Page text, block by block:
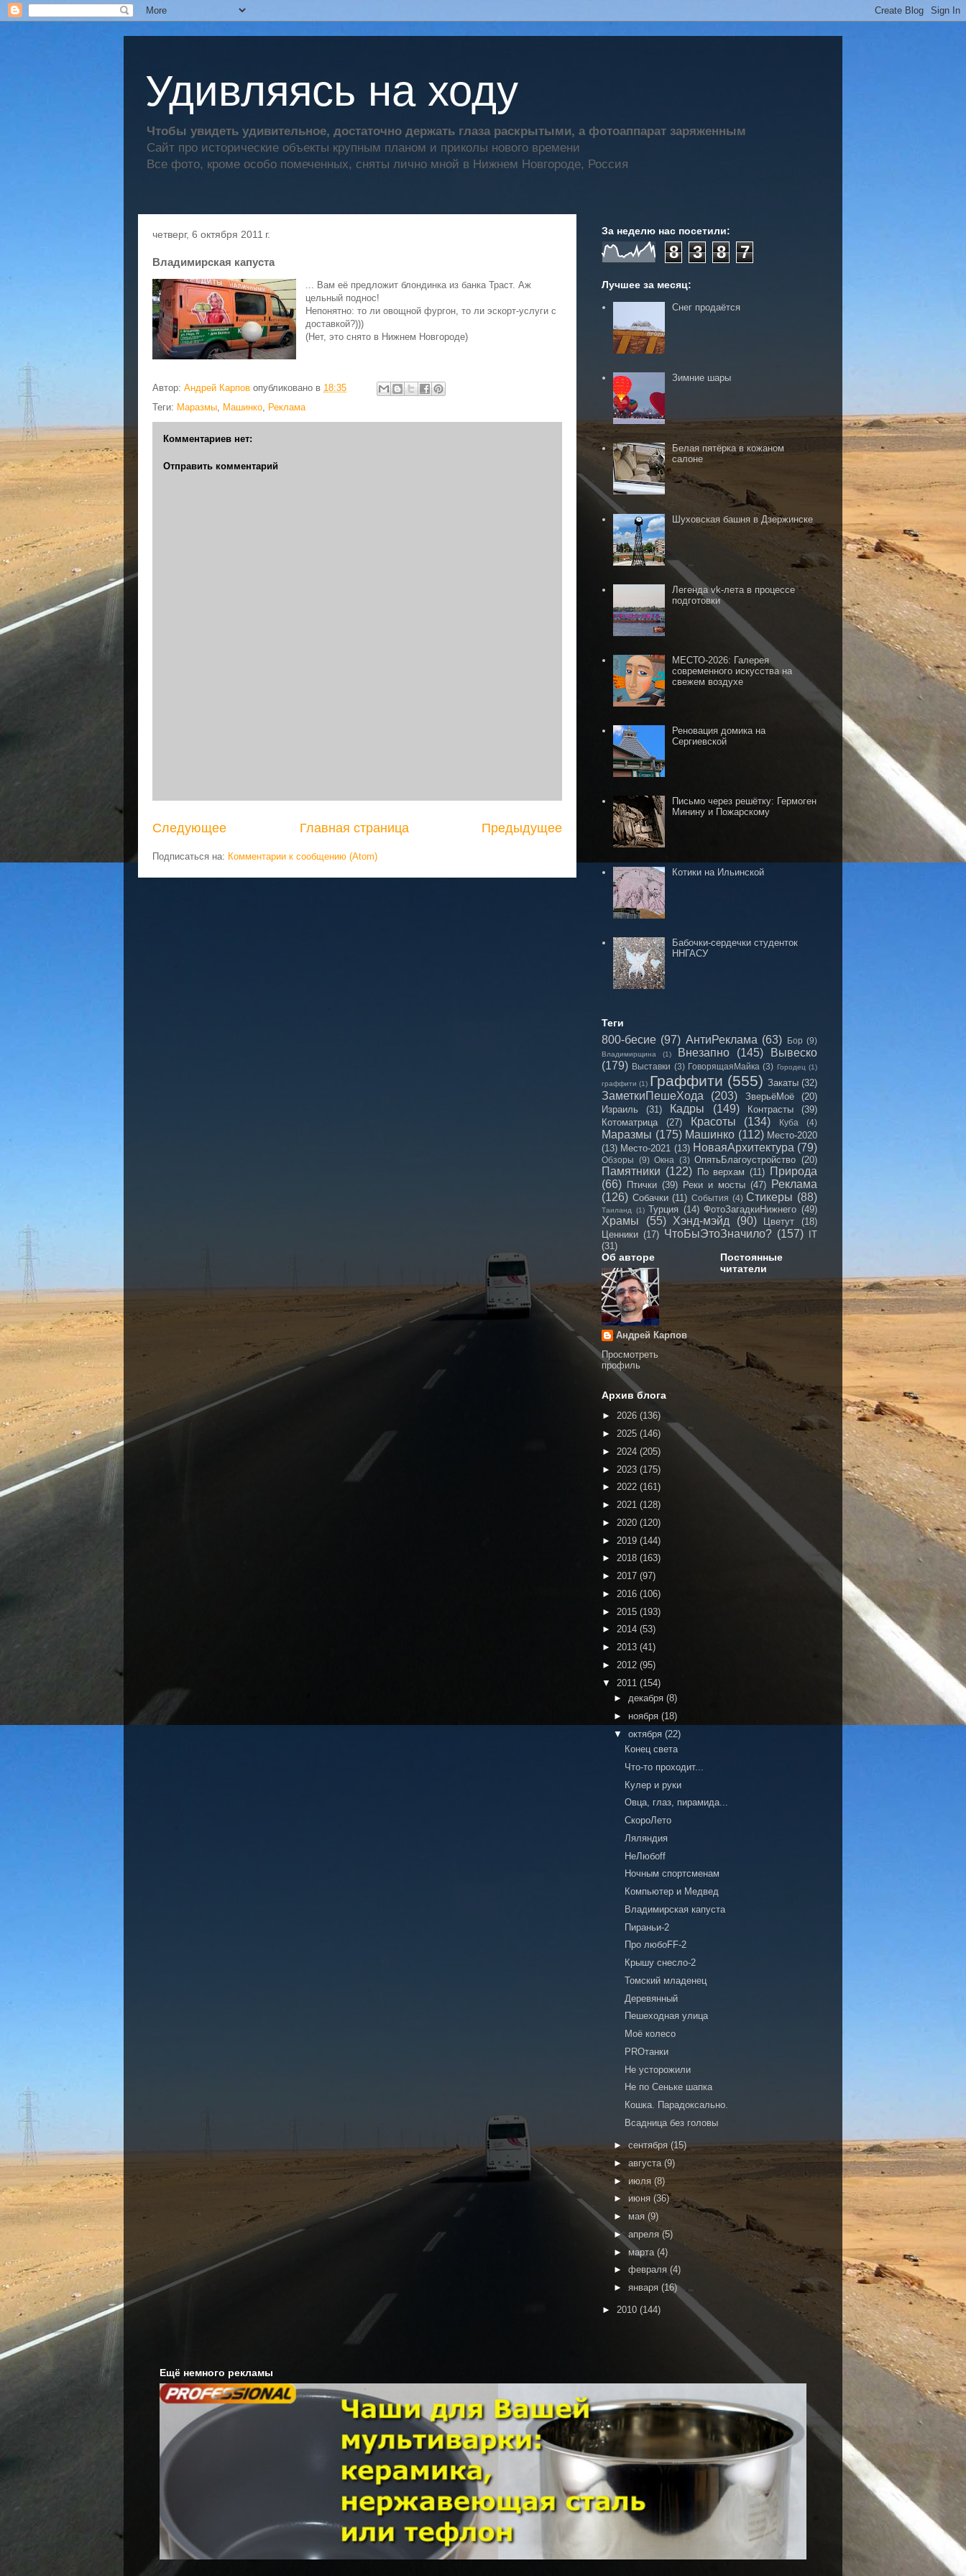
Удивляясь на ходу
Чтобы увидеть удивительное, достаточно держать глаза раскрытыми, а фотоаппарат заряженным
Сайт про исторические объекты крупным планом и приколы нового времени
Все фото, кроме особо помеченных, сняты лично мной в Нижнем Новгороде, Россия
четверг, 6 октября 2011 г.
Владимирская капуста
... Вам её предложит блондинка из банка Траст. Аж
цельный поднос!
Непонятно: то ли овощной фургон, то ли эскорт-услуги с
доставкой?)))
(Нет, это снято в Нижнем Новгороде)
Автор: Андрей Карпов опубликовано в 18:35
Теги: Маразмы, Машинко, Реклама
Комментариев нет:
Отправить комментарий
Следующее Предыдущее
Главная страница
Подписаться на: Комментарии к сообщению (Atom)
За неделю нас посетили:
8 3 8 7
Лучшее за месяц:
Снег продаётся
Зимние шары
Белая пятёрка в кожаном
салоне
Шуховская башня в Дзержинске
Легенда vk-лета в процессе
подготовки
МЕСТО-2026: Галерея
современного искусства на
свежем воздухе
Реновация домика на
Сергиевской
Письмо через решётку: Гермоген
Минину и Пожарскому
Котики на Ильинской
Бабочки-сердечки студенток
ННГАСУ
Теги
800-бесие (97) АнтиРеклама (63) Бор (9)
Владимирщина (1) Внезапно (145)
Вывеско
(179) Выставки (3) ГоворящаяМайка (3) Городец (1)
граффити (1) Граффити (555) Закаты (32)
ЗаметкиПешеХода (203) ЗверьёМоё
(20)
Израиль
(31) Кадры (149) Контрасты
(39)
Котоматрица
(27) Красоты (134) Куба (4)
Маразмы (175) Машинко (112) Место-2020
(13) Место-2021 (13) НоваяАрхитектура (79)
Обзоры (9) Окна (3) ОпятьБлагоустройство (20)
Памятники (122) По верхам (11) Природа
(66) Птички (39) Реки и мосты (47) Реклама
(126) Собачки (11) События (4) Стикеры (88)
Таиланд (1) Турция (14) ФотоЗагадкиНижнего (49)
Храмы (55) Хэнд-мэйд (90) Цветут
(18)
Ценники (17) ЧтоБыЭтоЗначило? (157)
IT
(31)
Об авторе
Андрей Карпов
Просмотреть
профиль
Постоянные
читатели
Архив блога
► 2026 (136)
► 2025 (146)
► 2024 (205)
► 2023 (175)
► 2022 (161)
► 2021 (128)
► 2020 (120)
► 2019 (144)
► 2018 (163)
► 2017 (97)
► 2016 (106)
► 2015 (193)
► 2014 (53)
► 2013 (41)
► 2012 (95)
▼ 2011 (154)
► декабря (8)
► ноября (18)
▼ октября (22)
Конец света
Что-то проходит...
Кулер и руки
Овца, глаз, пирамида...
СкороЛето
Ляляндия
НеЛюбоff
Ночным спортсменам
Компьютер и Медвед
Владимирская капуста
Пираньи-2
Про любоFF-2
Крышу снесло-2
Томский младенец
Деревянный
Пешеходная улица
Моё колесо
PROтанки
Не усторожили
Не по Сеньке шапка
Кошка. Парадоксально.
Всадница без головы
►сентября(15)
► августа (9)
►июля (8)
► июня (36)
► мая (9)
► апреля (5)
► марта (4)
► февраля (4)
► января (16)
► 2010 (144)
Ещё немного рекламы